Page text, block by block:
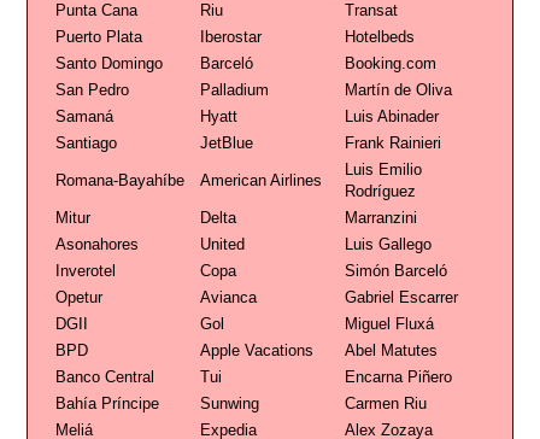
Punta Cana Riu
Transat
Puerto Plata
Iberostar
Hotelbeds
Santo Domingo
Barceló
Booking.com
San Pedro
Palladium
Martín de Oliva
Samaná
Hyatt
Luis Abinader
Santiago
JetBlue Frank Rainieri
Romana-Bayahíbe American Airlines
Luis Emilio
Rodríguez
Mitur
Delta
Marranzini
Asonahores
United
Luis Gallego
Inverotel
Copa
Simón Barceló
Opetur
Avianca
Gabriel Escarrer
DGII
Gol
Miguel Fluxá
BPD
Apple Vacations
Abel Matutes
Banco Central
Tui
Encarna Piñero
Bahía Príncipe
Sunwing
Carmen Riu
Meliá
Expedia Alex Zozaya